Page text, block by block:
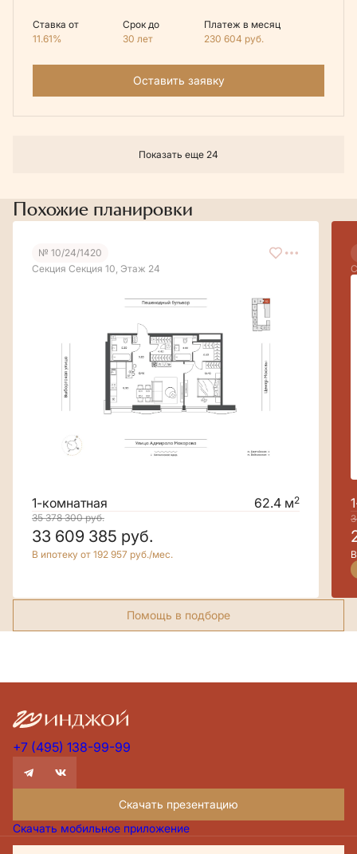
Ставка от
11.61%
Срок до
30 лет
Платеж в месяц
230 604 руб.
Оставить заявку
Показать еще 24
Похожие планировки
№ 10/24/1420
Секция Секция 10, Этаж 24
1-комнатная 62.4 м2
35 378 300руб.
33 609 385 руб.
В ипотеку от 192 957 руб./мес.
Помощь в подборе
+7 (495) 138-99-99
Скачать презентацию
Скачать мобильное приложение